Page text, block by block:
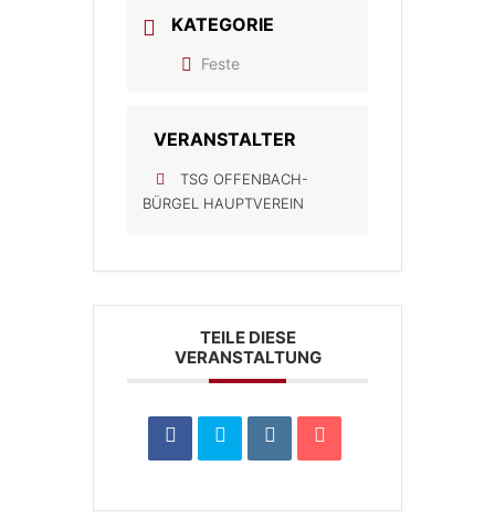
KATEGORIE
Feste
VERANSTALTER
TSG OFFENBACH-
BÜRGEL HAUPTVEREIN
TEILE DIESE
VERANSTALTUNG